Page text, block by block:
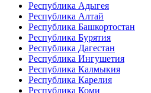
Республика Адыгея
Республика Алтай
Республика Башкортостан
Республика Бурятия
Республика Дагестан
Республика Ингушетия
Республика Калмыкия
Республика Карелия
Республика Коми